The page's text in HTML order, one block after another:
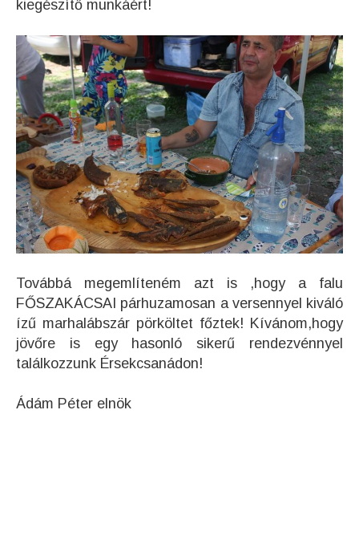
kiegészítő munkáért!
Továbbá megemlíteném azt is ,hogy a falu
FŐSZAKÁCSAI párhuzamosan a versennyel kiváló
ízű marhalábszár pörköltet főztek! Kívánom,hogy
jövőre is egy hasonló sikerű rendezvénnyel
találkozzunk Érsekcsanádon!
Ádám Péter elnök